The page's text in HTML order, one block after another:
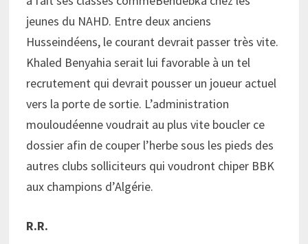
jeunes du NAHD. Entre deux anciens
Husseindéens, le courant devrait passer très vite.
Khaled Benyahia serait lui favorable à un tel
recrutement qui devrait pousser un joueur actuel
vers la porte de sortie. L’administration
mouloudéenne voudrait au plus vite boucler ce
dossier afin de couper l’herbe sous les pieds des
autres clubs solliciteurs qui voudront chiper BBK
aux champions d’Algérie.
R.R.